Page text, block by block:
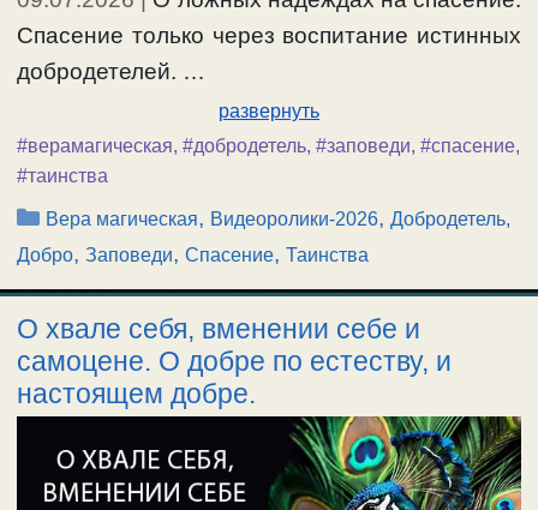
Спасение только через воспитание истинных
добродетелей. …
развернуть
#верамагическая, #добродетель, #заповеди, #спасение,
#таинства
Рубрики
Вера магическая, Видеоролики-2026,Добродетель,
Добро, Заповеди, Спасение, Таинства
О хвале себя, вменении себе и
самоцене. О добре по естеству, и
настоящем добре.